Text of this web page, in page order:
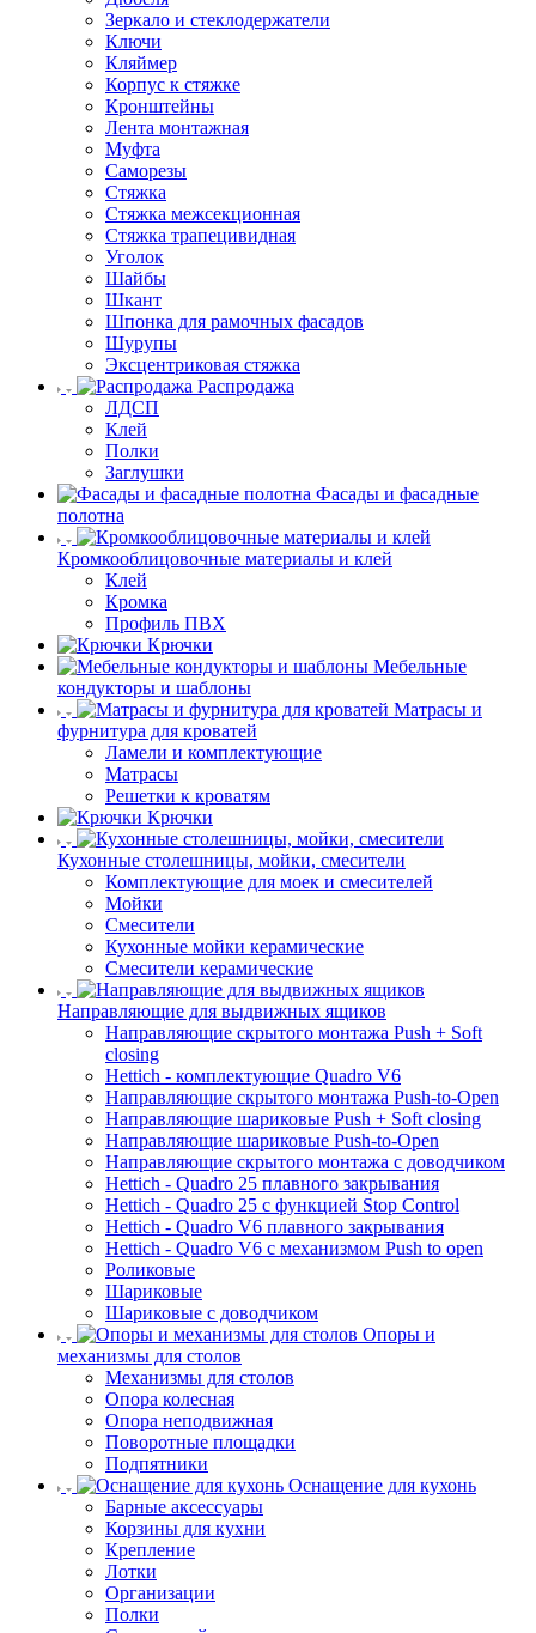
Зеркало и стеклодержатели
Ключи
Кляймер
Корпус к стяжке
Кронштейны
Лента монтажная
Муфта
Саморезы
Стяжка
Стяжка межсекционная
Стяжка трапецивидная
Уголок
Шайбы
Шкант
Шпонка для рамочных фасадов
Шурупы
Эксцентриковая стяжка
Распродажа
ЛДСП
Клей
Полки
Заглушки
Фасады и фасадные
полотна
Кромкооблицовочные материалы и клей
Клей
Кромка
Профиль ПВХ
Крючки
Мебельные
кондукторы и шаблоны
Матрасы и
фурнитура для кроватей
Ламели и комплектующие
Матрасы
Решетки к кроватям
Крючки
Кухонные столешницы, мойки, смесители
Комплектующие для моек и смесителей
Мойки
Смесители
Кухонные мойки керамические
Смесители керамические
Направляющие для выдвижных ящиков
Направляющие скрытого монтажа Push + Soft
closing
Hettich - комплектующие Quadro V6
Направляющие скрытого монтажа Push-to-Open
Направляющие шариковые Push + Soft closing
Направляющие шариковые Push-to-Open
Направляющие скрытого монтажа с доводчиком
Hettich - Quadro 25 плавного закрывания
Hettich - Quadro 25 с функцией Stop Control
Hettich - Quadro V6 плавного закрывания
Hettich - Quadro V6 с механизмом Push to open
Роликовые
Шариковые
Шариковые с доводчиком
Опоры и
механизмы для столов
Механизмы для столов
Опора колесная
Опора неподвижная
Поворотные площадки
Подпятники
Оснащение для кухонь
Барные аксессуары
Корзины для кухни
Крепление
Лотки
Организации
Полки